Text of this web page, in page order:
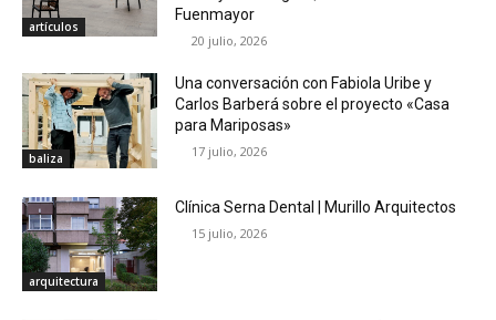
artículos
Fuenmayor
20 julio, 2026
baliza
Una conversación con Fabiola Uribe y
Carlos Barberá sobre el proyecto «Casa
para Mariposas»
17 julio, 2026
arquitectura
Clínica Serna Dental | Murillo Arquitectos
15 julio, 2026